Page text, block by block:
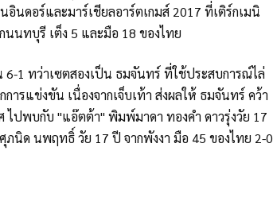
นดอร์และมาร์เชียลอาร์ตเกมส์ 2017 ที่เติร์กเมนิ
นนทบุรี เต็ง 5 และมือ 18 ของไทย
6-1 ทว่าเซตสองเป็น ธมจันทร์ ที่ใช้ประสบการณ์ไล่
รแข่งขัน เนื่องจากเจ็บเท้า ส่งผลให้ ธมจันทร์ คว้า
ไปพบกับ "แอ๊ตต้า" พิมพ์มาดา ทองคำ ดาวรุ่งวัย 17
นิด นพฤทธิ์ วัย 17 ปี จากพังงา มือ 45 ของไทย 2-0